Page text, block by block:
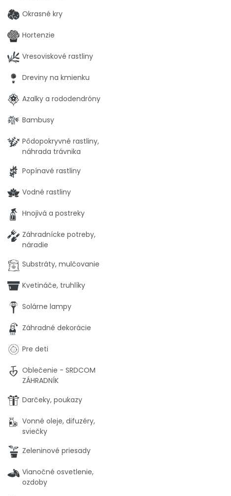
Okrasné kry
Hortenzie
Vresoviskové rastliny
Dreviny na kmienku
Azalky a rododendróny
Bambusy
Pôdopokryvné rastliny,
náhrada trávnika
Popínavé rastliny
Vodné rastliny
Hnojivá a postreky
Záhradnícke potreby,
náradie
Substráty, mulčovanie
Kvetináče, truhlíky
Solárne lampy
Záhradné dekorácie
Pre deti
Oblečenie - SRDCOM
ZÁHRADNÍK
Darčeky, poukazy
Vonné oleje, difuzéry,
sviečky
Zeleninové priesady
Vianočné osvetlenie,
ozdoby